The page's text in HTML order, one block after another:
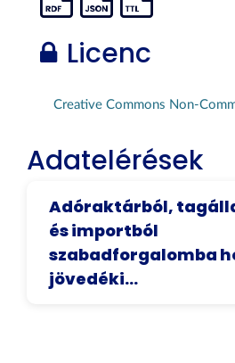
Licenc
Creative Commons Non-
Adatelérések
Adóraktárból,
és importból
szabadforgalomba
jövedéki...